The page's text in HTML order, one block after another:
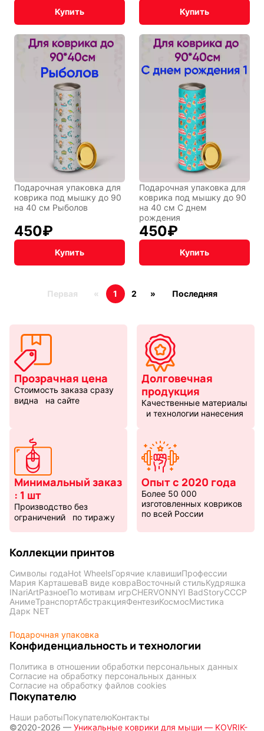
Купить Купить
Подарочная упаковка для
коврика под мышку до 90
на 40 см Рыболов
450₽
Купить
Подарочная упаковка для
коврика под мышку до 90
на 40 см С днем
рождения
450₽
Купить
Первая « 1 2 » Последняя
Прозрачная цена
Стоимость заказа сразу
видна на сайте
Долговечная
продукция
Качественные материалы
и технологии нанесения
Минимальный заказ
: 1 шт
Производство без
ограничений по тиражу
Опыт с 2020 года
Более 50 000
изготовленных ковриков
по всей России
Коллекции принтов
Символы годаHot WheelsГорячие клавишиПрофессии
Мария КарташеваВ виде ковраВосточный стильКудряшка
INariArtРазноеПо мотивам игрCHERVONNYI BadStoryСССР
АнимеТранспортАбстракцияФентезиКосмосМистика
Дарк NET
Подарочная упаковка
Конфиденциальность и технологии
Политика в отношении обработки персональных данных
Согласие на обработку персональных данных
Согласие на обработку файлов cookies
Покупателю
Наши работыПокупателюКонтакты
©2020-2026 — Уникальные коврики для мыши — KOVRIK-
Подарочная
упаковка